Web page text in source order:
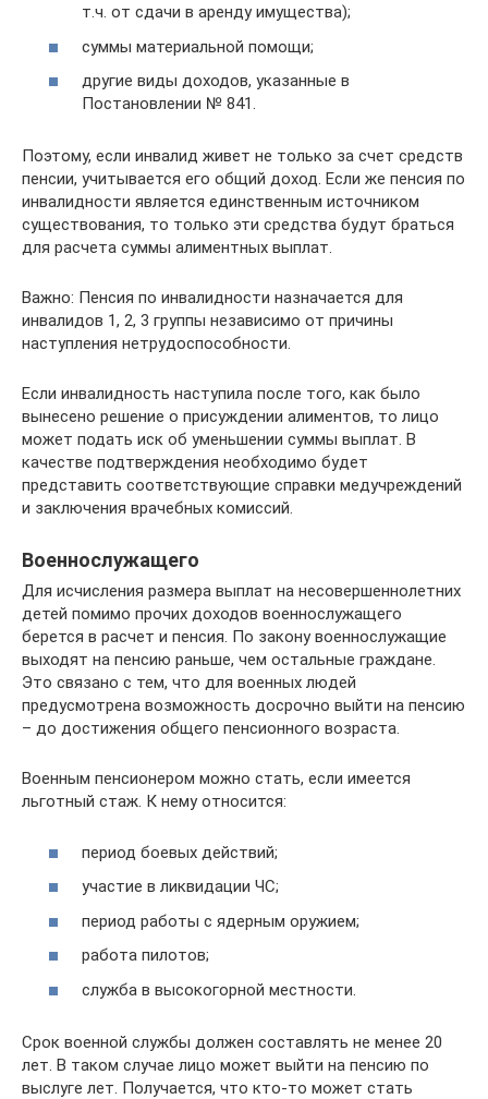
т.ч. от сдачи в аренду имущества);
суммы материальной помощи;
другие виды доходов, указанные в
Постановлении № 841.
Поэтому, если инвалид живет не только за счет средств
пенсии, учитывается его общий доход. Если же пенсия по
инвалидности является единственным источником
существования, то только эти средства будут браться
для расчета суммы алиментных выплат.
Важно: Пенсия по инвалидности назначается для
инвалидов 1, 2, 3 группы независимо от причины
наступления нетрудоспособности.
Если инвалидность наступила после того, как было
вынесено решение о присуждении алиментов, то лицо
может подать иск об уменьшении суммы выплат. В
качестве подтверждения необходимо будет
представить соответствующие справки медучреждений
и заключения врачебных комиссий.
Военнослужащего
Для исчисления размера выплат на несовершеннолетних
детей помимо прочих доходов военнослужащего
берется в расчет и пенсия. По закону военнослужащие
выходят на пенсию раньше, чем остальные граждане.
Это связано с тем, что для военных людей
предусмотрена возможность досрочно выйти на пенсию
– до достижения общего пенсионного возраста.
Военным пенсионером можно стать, если имеется
льготный стаж. К нему относится:
период боевых действий;
участие в ликвидации ЧС;
период работы с ядерным оружием;
работа пилотов;
служба в высокогорной местности.
Срок военной службы должен составлять не менее 20
лет. В таком случае лицо может выйти на пенсию по
выслуге лет. Получается, что кто-то может стать